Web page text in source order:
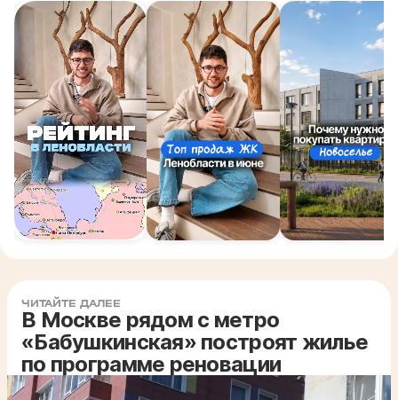
ЧИТАЙТЕ ДАЛЕЕ
В Москве рядом с метро
«Бабушкинская» построят жилье
по программе реновации